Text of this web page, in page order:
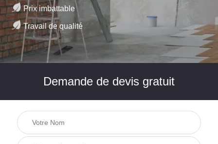
Prix imbattable
Travail de qualité
Demande de devis gratuit